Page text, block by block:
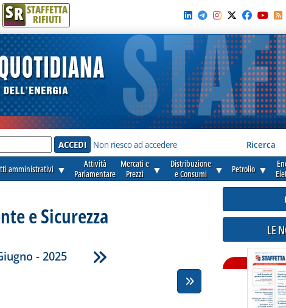
SR STAFFETTA
RIFIUTI
Non riesco ad accedere Ricerca
amministrativi ▼
Attività
Parlamentare
Mercati e
Prezzi
▼
Distribuzione
e Consumi
▼ Petrolio ▼
e Sicurezza
- 2025
LE